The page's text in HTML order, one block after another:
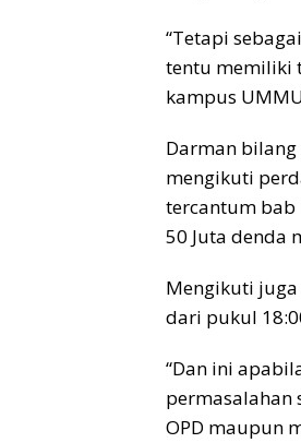
“Tetapi
tentu memiliki
kampus
Darman
mengikuti
tercantum bab
50 Juta denda
Mengikuti
dari pukul
“Dan ini
permasalahan
OPD maupun